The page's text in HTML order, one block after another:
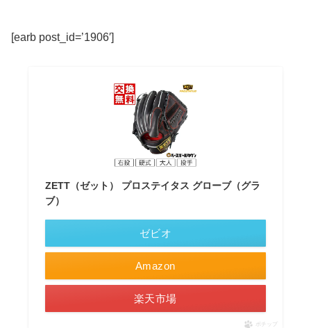
[earb post_id=’1906′]
ZETT（ゼット） プロステイタス グローブ（グラ
ブ）
Amazon
楽天市場
ゼビオ
ポチップ